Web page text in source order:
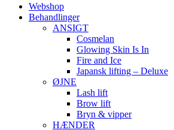
Webshop
Behandlinger
ANSIGT
Cosmelan
Glowing Skin Is In
Fire and Ice
Japansk lifting – Deluxe
ØJNE
Lash lift
Brow lift
Bryn & vipper
HÆNDER